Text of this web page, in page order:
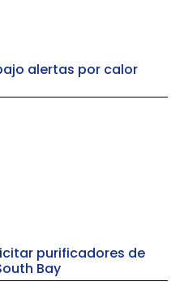
alertas por calor
purificadores de
Bay